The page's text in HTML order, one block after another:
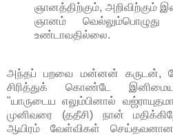
ஞானத்திற்கும், அறிவிற்கும்
ஞானம் வெல்லும்பொழுது
உண்டாவதில்லை.
அந்தப் பறவை மன்னன் கருடன்,
சிரித்துக் கொண்டே
"யாருடைய எலும்பினால்
முனிவரை (ததீசி) நான்
ஆயிரம் வேள்விகள் செய்தவனான